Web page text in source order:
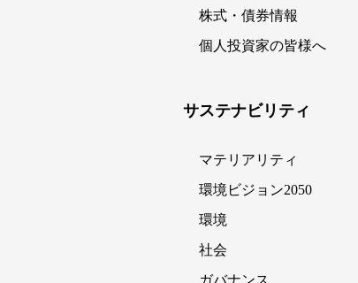
株式・債券情報
個人投資家の皆様へ
サステナビリティ
マテリアリティ
環境ビジョン2050
環境
社会
ガバナンス